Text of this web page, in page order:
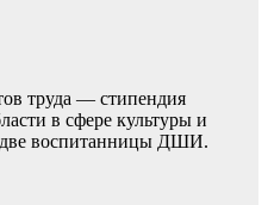
труда — стипендия
в сфере культуры и
две воспитанницы ДШИ.